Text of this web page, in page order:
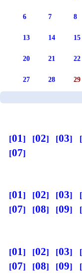
6 7 8
13 14 15
20 21 22
27 28 29
01 02 03
07
01 02 03
07
08 09
01 02 03
07
08 09